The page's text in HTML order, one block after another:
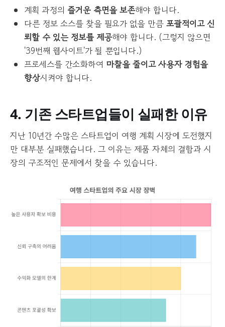
계획 과정의 즐거운 측면을 보존해야 합니다.
다른 정보 소스를 찾을 필요가 없을 만큼 포괄적이고 신
뢰할 수 있는 정보를 제공해야 합니다. (그렇지 않으면
'39번째 웹사이트'가 될 뿐입니다.)
프로세스를 간소화하여 마찰을 줄이고 사용자 경험을
향상시켜야 합니다.
4. 기존 스타트업들이 실패한 이유
지난 10년간 수많은 스타트업이 여행 계획 시장에 도전했지
만 대부분 실패했습니다. 그 이유는 제품 자체의 결함과 시
장의 구조적인 문제에서 찾을 수 있습니다.